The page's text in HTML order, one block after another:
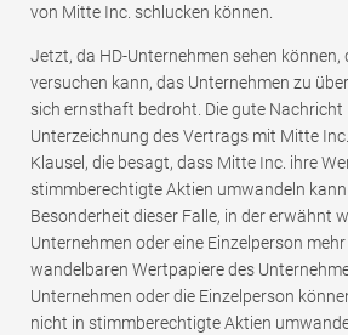
von Mitte Inc. schlucken können.
Jetzt, da HD-Unternehmen sehen können,
versuchen kann, das Unternehmen zu
sich ernsthaft bedroht. Die gute Nachricht
Unterzeichnung des Vertrags mit Mitte
Klausel, die besagt, dass Mitte Inc. ihre
stimmberechtigte Aktien umwandeln kann
Besonderheit dieser Falle, in der erwähnt
Unternehmen oder eine Einzelperson
wandelbaren Wertpapiere des
Unternehmen oder die Einzelperson
nicht in stimmberechtigte Aktien